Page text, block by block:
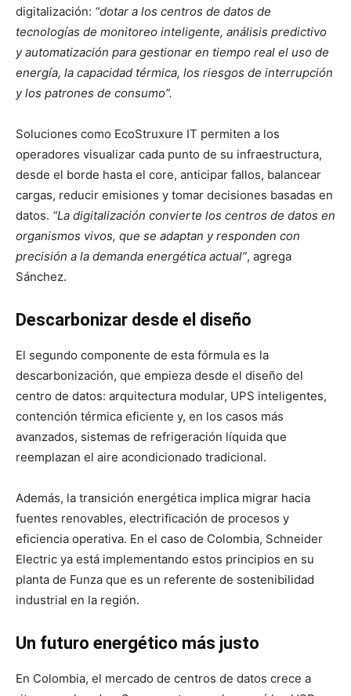
digitalización: “dotar a los centros de datos de
tecnologías de monitoreo inteligente, análisis predictivo
y automatización para gestionar en tiempo real el uso de
energía, la capacidad térmica, los riesgos de interrupción
y los patrones de consumo”.
Soluciones como EcoStruxure IT permiten a los
operadores visualizar cada punto de su infraestructura,
desde el borde hasta el core, anticipar fallos, balancear
cargas, reducir emisiones y tomar decisiones basadas en
datos. “La digitalización convierte los centros de datos en
organismos vivos, que se adaptan y responden con
precisión a la demanda energética actual”, agrega
Sánchez.
Descarbonizar desde el diseño
El segundo componente de esta fórmula es la
descarbonización, que empieza desde el diseño del
centro de datos: arquitectura modular, UPS inteligentes,
contención térmica eficiente y, en los casos más
avanzados, sistemas de refrigeración líquida que
reemplazan el aire acondicionado tradicional.
Además, la transición energética implica migrar hacia
fuentes renovables, electrificación de procesos y
eficiencia operativa. En el caso de Colombia, Schneider
Electric ya está implementando estos principios en su
planta de Funza que es un referente de sostenibilidad
industrial en la región.
Un futuro energético más justo
En Colombia, el mercado de centros de datos crece a